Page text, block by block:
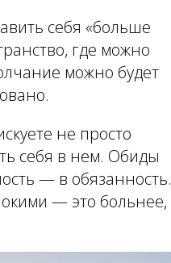
себя «больше
где можно
можно будет
не просто
себя в нем. Обиды
— в обязанность.
— это больнее,